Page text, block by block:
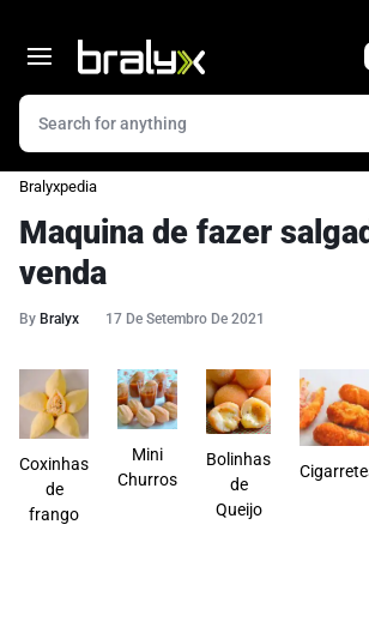
Bralyxpedia
Maquina de fazer
venda
By Bralyx 17 De Setembro De 2021
Coxinhas
de
frango
Mini
Churros
Bolinhas
de
Queijo